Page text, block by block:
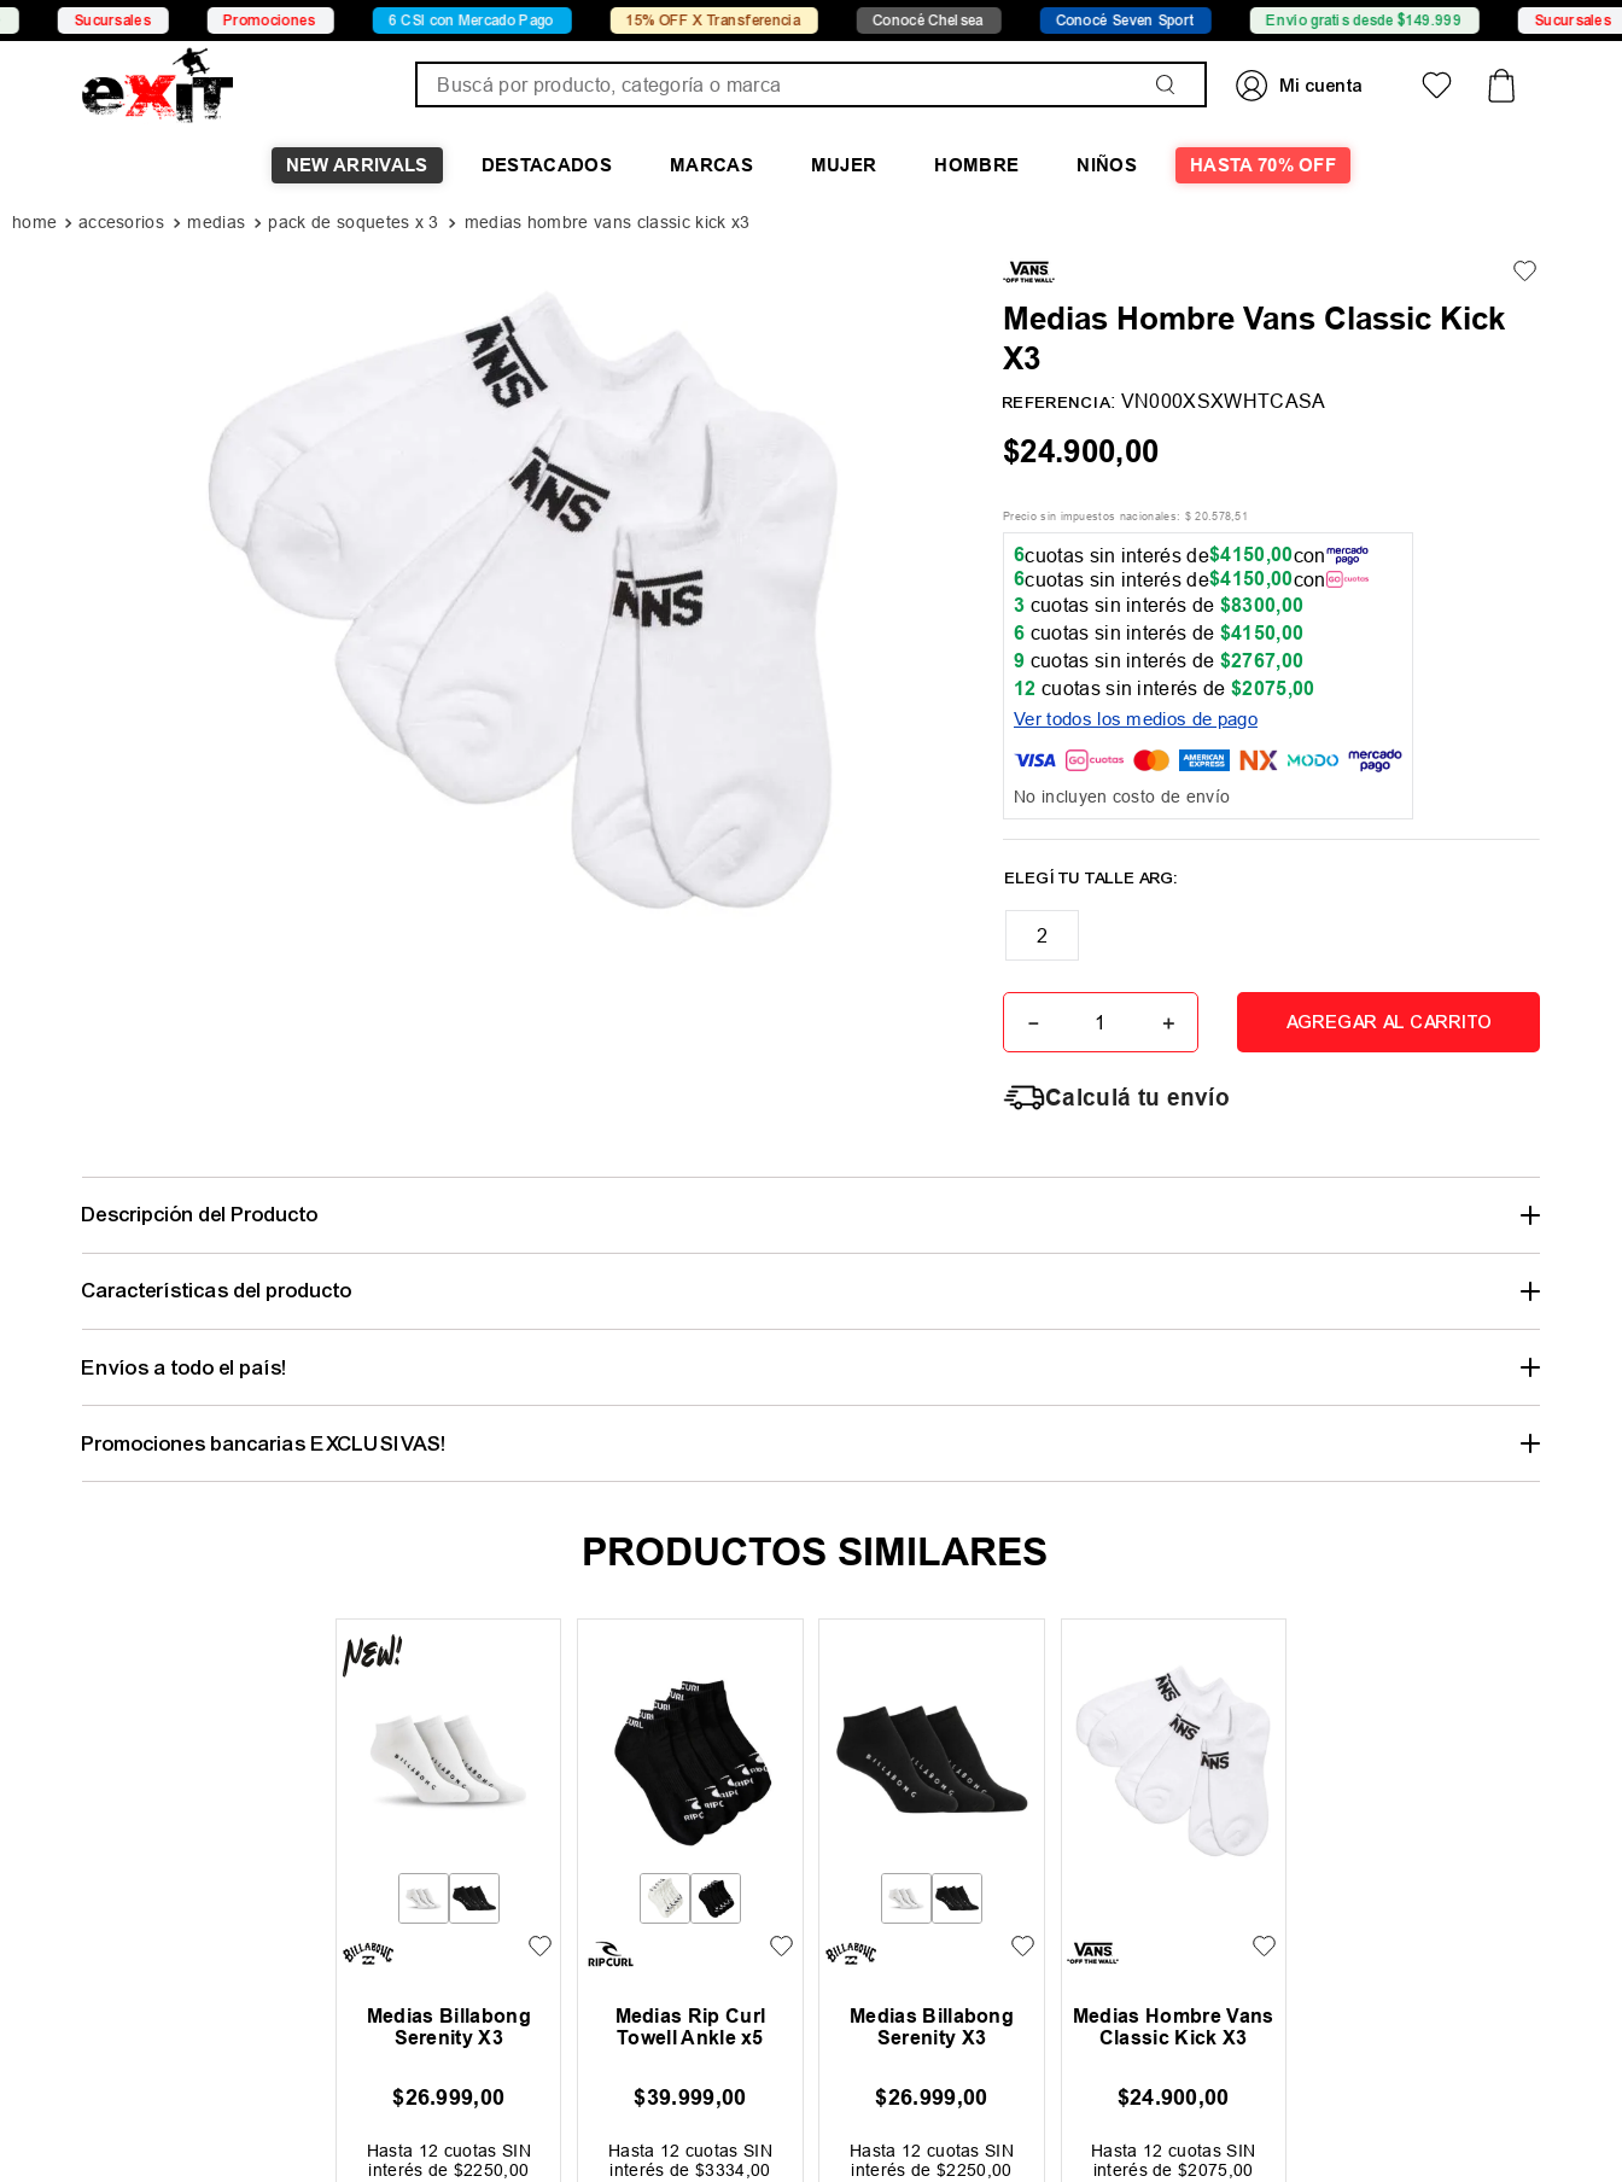
Sucursales Promociones 6 CSI con Mercado Pago 15% OFF X Transferencia Conocé Chelsea Conocé Seven Sport Envío gratis desde $149.999 Sucursales
NEW ARRIVALS DESTACADOS MARCAS MUJER HOMBRE NIÑOS HASTA 70% OFF
accesorios medias pack de soquetes x 3 medias hombre vans classic kick x3
Medias Hombre Vans Classic Kick
X3
REFERENCIA: VN000XSXWHTCASA
$24.900,00
Precio sin impuestos nacionales: $ 20.578,51
6cuotas sin interés de$4150,00con
6cuotas sin interés de$4150,00con
3 cuotas sin interés de $8300,00
6 cuotas sin interés de $4150,00
9 cuotas sin interés de $2767,00
12 cuotas sin interés de$2075,00
Ver todos los medios de pago
No incluyen costo de envío
2
＋
－ AGREGAR AL CARRITO
Calculá tu envío
Descripción del Producto
Características del producto
Envíos a todo el país!
Promociones bancarias EXCLUSIVAS!
PRODUCTOS SIMILARES
Medias Billabong
Serenity X3
$26.999,00
Hasta 12 cuotas SIN
interés de $2250 00
Medias Rip Curl
Towell Ankle x5
$39.999,00
Hasta 12 cuotas SIN
interés de $3334 00
Medias Billabong
Serenity X3
$26.999,00
Hasta 12 cuotas SIN
interés de$2250 00
Medias Hombre Vans
Classic Kick X3
$24.900,00
Hasta 12 cuotas SIN
interés de$2075 ,00